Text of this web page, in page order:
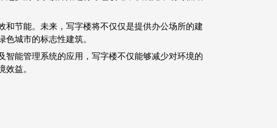
节能。未来，写字楼将不仅仅是提供办公场所的建
城市的标志性建筑。
能管理系统的应用，写字楼不仅能够减少对环境的
益。